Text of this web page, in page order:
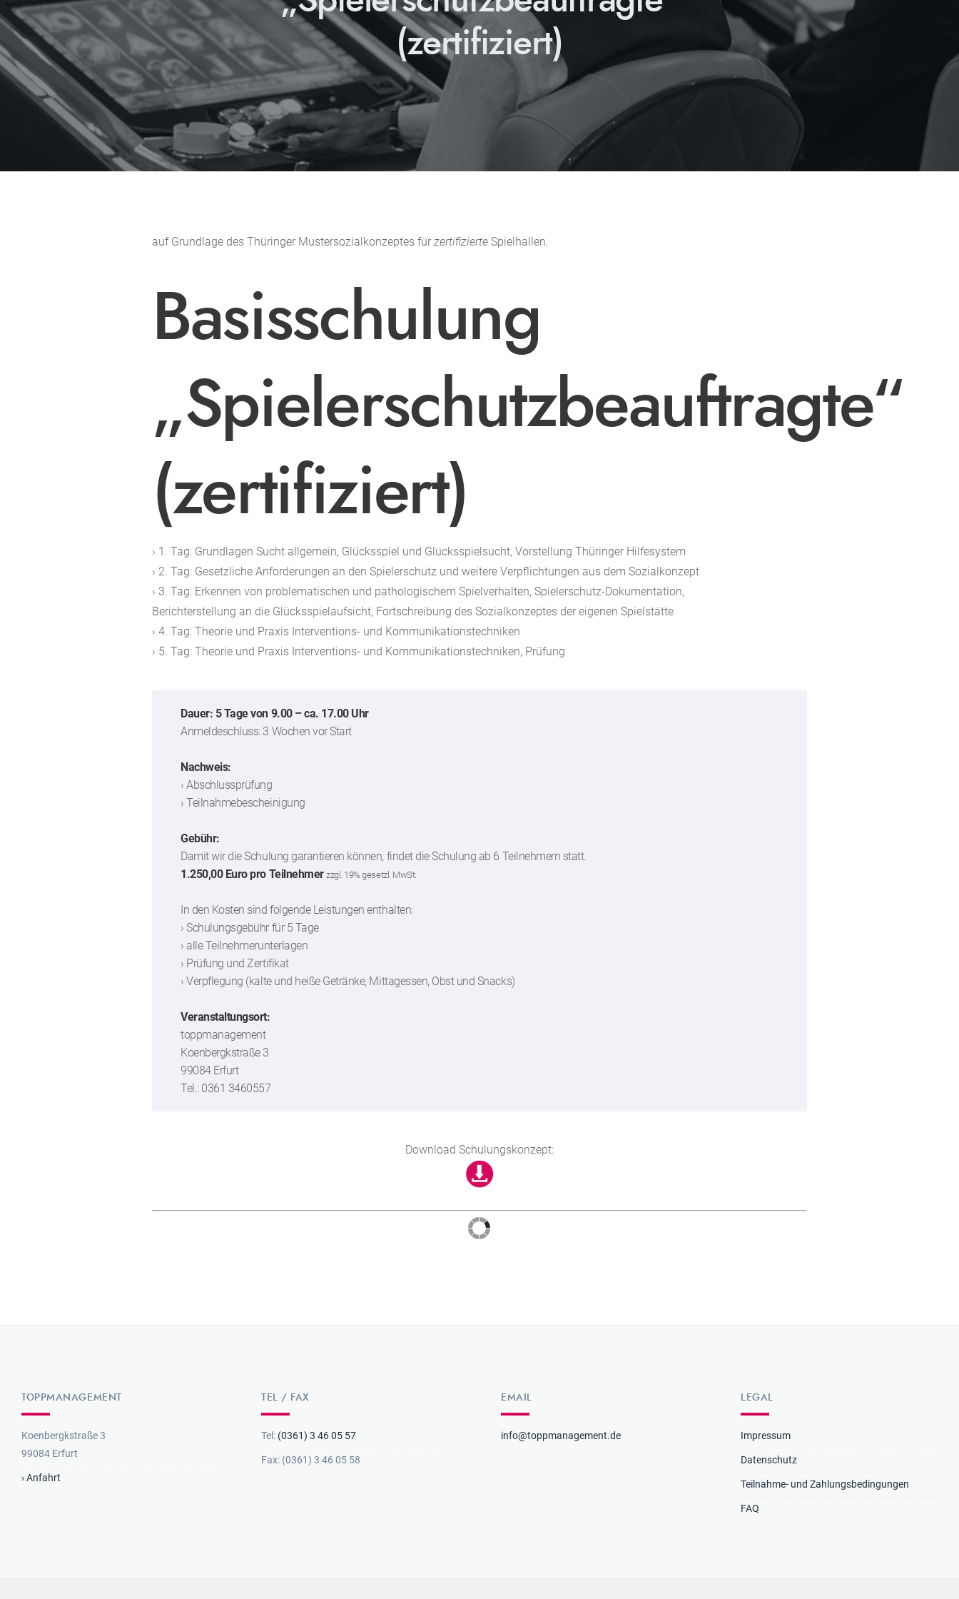
(zertifiziert)
auf Grundlage des Thüringer Mustersozialkonzeptes fürzertifizierte Spielhallen.
Basisschulung
„Spielerschutzbeauftragte“
(zertifiziert)
› 1. Tag: Grundlagen Sucht allgemein, Glücksspiel und Glücksspielsucht, Vorstellung Thüringer Hilfesystem
› 2. Tag: Gesetzliche Anforderungen an den Spielerschutz und weitere Verpflichtungen aus dem Sozialkonzept
› 3. Tag: Erkennen von problematischen und pathologischem Spielverhalten, Spielerschutz-Dokumentation,
Berichterstellung an die Glücksspielaufsicht, Fortschreibung des Sozialkonzeptes der eigenen Spielstätte
› 4. Tag: Theorie und Praxis Interventions- und Kommunikationstechniken
› 5. Tag: Theorie und Praxis Interventions- und Kommunikationstechniken, Prüfung
Dauer: 5 Tage von 9.00 – ca. 17.00 Uhr
Anmeldeschluss: 3 Wochen vor Start
Nachweis:
› Abschlussprüfung
› Teilnahmebescheinigung
Gebühr:
Damit wir die Schulung garantieren können, findet die Schulung ab 6 Teilnehmern statt.
1.250,00 Euro pro Teilnehmer zzgl. 19% gesetzl. MwSt.
In den Kosten sind folgende Leistungen enthalten:
› Schulungsgebühr für 5 Tage
› alle Teilnehmerunterlagen
› Prüfung und Zertifikat
› Verpflegung (kalte und heiße Getränke, Mittagessen, Obst und Snacks)
Veranstaltungsort:
toppmanagement
Koenbergkstraße 3
99084 Erfurt
Tel.: 0361 3460557
Download Schulungskonzept:
TOPPMANAGEMENT
Koenbergkstraße 3
99084 Erfurt
› Anfahrt
TEL / FAX
Tel: (0361) 3 46 05 57
Fax: (0361) 3 46 05 58
EMAIL
info@toppmanagement.de
LEGAL
Impressum
Datenschutz
Teilnahme- und Zahlungsbedingungen
FAQ